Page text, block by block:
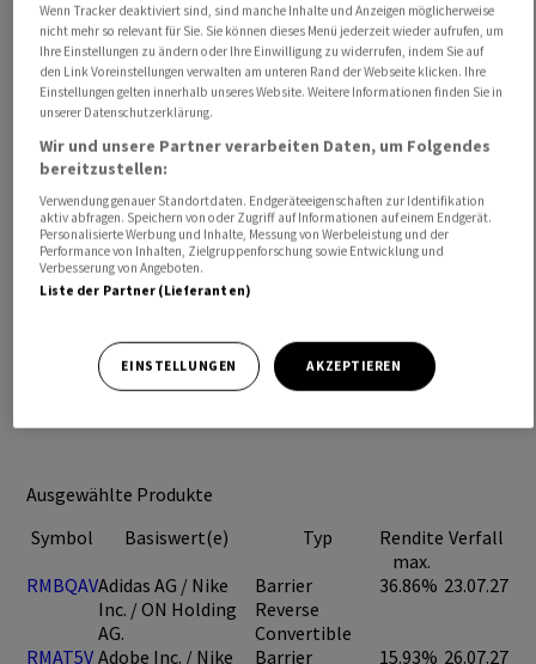
Ausgewählte Produkte
Symbol
Basiswert(e) Typ
Rendite
max.
Verfall
RMBQAVAdidas AG / Nike
Inc. / ON Holding
AG.
Barrier
Reverse
Convertible
36.86% 23.07.27
RMAT5V Adobe Inc. / Nike
Barrier
15.93% 26.07.27
Wenn Tracker deaktiviert sind, sind manche Inhalte und Anzeigen möglicherweise
nicht mehr so relevant für Sie. Sie können dieses Menü jederzeit wieder aufrufen, um
Ihre Einstellungen zu ändern oder Ihre Einwilligung zu widerrufen, indem Sie auf
den Link Voreinstellungen verwalten am unteren Rand der Webseite klicken. Ihre
Einstellungen gelten innerhalb unseres Website. Weitere Informationen finden Sie in
unserer Datenschutzerklärung.
Wir und unsere Partner verarbeiten Daten, um Folgendes
bereitzustellen:
Verwendung genauer Standortdaten. Endgeräteeigenschaften zur Identifikation
aktiv abfragen. Speichern von oder Zugriff auf Informationen auf einem Endgerät.
Personalisierte Werbung und Inhalte, Messung von Werbeleistung und der
Performance von Inhalten, Zielgruppenforschung sowie Entwicklung und
Verbesserung von Angeboten.
Liste der Partner (Lieferanten)
EINSTELLUNGEN AKZEPTIEREN